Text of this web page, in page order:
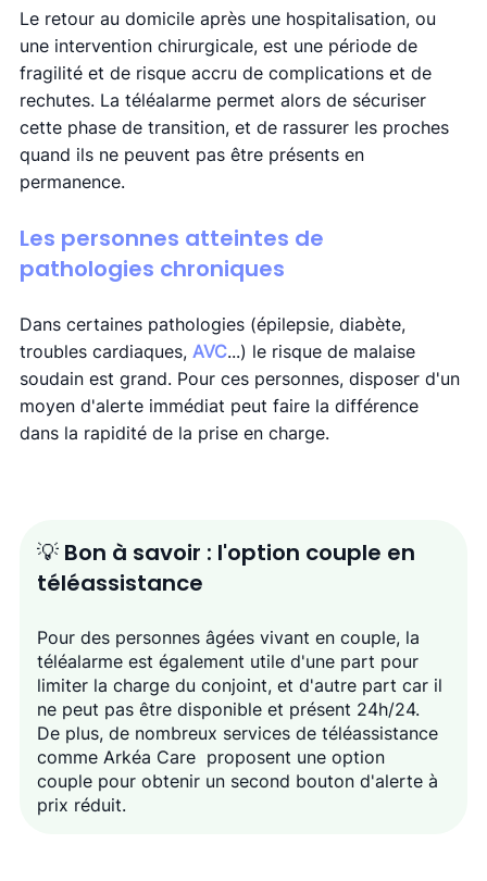
Le retour au domicile après une hospitalisation, ou
une intervention chirurgicale, est une période de
fragilité et de risque accru de complications et de
rechutes. La téléalarme permet alors de sécuriser
cette phase de transition, et de rassurer les proches
quand ils ne peuvent pas être présents en
permanence.
Les personnes atteintes de
pathologies chroniques
Dans certaines pathologies (épilepsie, diabète,
troubles cardiaques, AVC...) le risque de malaise
soudain est grand. Pour ces personnes, disposer d'un
moyen d'alerte immédiat peut faire la différence
dans la rapidité de la prise en charge.
💡 Bon à savoir : l'option couple en
téléassistance
Pour des personnes âgées vivant en couple, la
téléalarme est également utile d'une part pour
limiter la charge du conjoint, et d'autre part car il
ne peut pas être disponible et présent 24h/24.
De plus, de nombreux services de téléassistance
comme Arkéa Care  proposent une option
couple pour obtenir un second bouton d'alerte à
prix réduit.